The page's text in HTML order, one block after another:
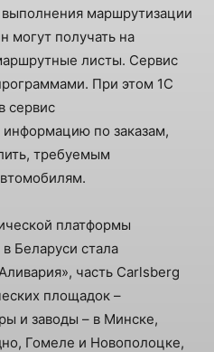
маршрутизации
могут получать на
листы. Сервис
При этом 1С
сервис
по заказам,
требуемым
платформы
Беларуси стала
часть Carlsberg
площадок –
и заводы – в Минске,
Гомеле и Новополоцке,